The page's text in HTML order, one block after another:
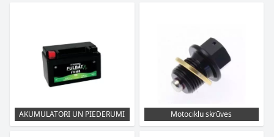
AKUMULATORI UN PIEDERUMI Motociklu skrūves